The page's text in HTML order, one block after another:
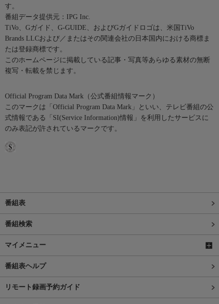
す。
番組データ提供元：IPG Inc.
TiVo、Gガイド、G-GUIDE、およびGガイドロゴは、米国TiVo
Brands LLCおよび／またはその関連会社の日本国内における商標ま
たは登録商標です。
このホームページに掲載している記事・写真等あらゆる素材の無断
複写・転載を禁じます。
Official Program Data Mark（公式番組情報マーク）
このマークは「Official Program Data Mark」といい、テレビ番組の公
式情報である「SI(Service Information)情報」を利用したサービスに
のみ表記が許されているマークです。
番組表
番組検索
マイメニュー
番組表ヘルプ
リモート録画予約ガイド